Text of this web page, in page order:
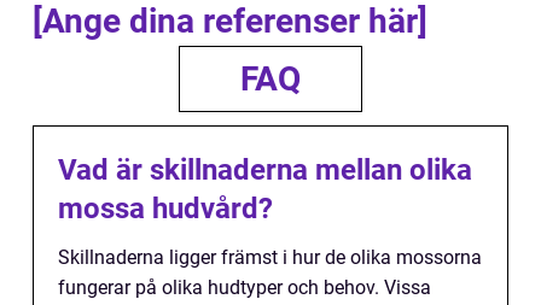
[Ange dina referenser här]
FAQ
Vad är skillnaderna mellan olika
mossa hudvård?
Skillnaderna ligger främst i hur de olika mossorna
fungerar på olika hudtyper och behov. Vissa